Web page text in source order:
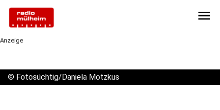
menu
Anzeige
© Fotosüchtig/Daniela Motzkus